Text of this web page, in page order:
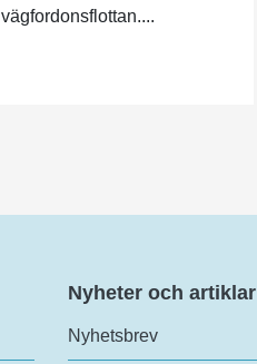
vägfordonsflottan....
Nyheter och artiklar
Nyhetsbrev